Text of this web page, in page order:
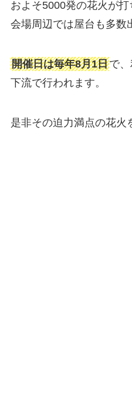
およそ5000発の花火が打
会場周辺では屋台も多数
開催日は毎年8月1日で
下流で行われます。
是非その迫力満点の花火